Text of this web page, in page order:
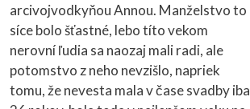
arcivojvodkyňou Annou. Manželstvo to
síce bolo šťastné, lebo títo vekom
nerovní ľudia sa naozaj mali radi, ale
potomstvo z neho nevzišlo, napriek
tomu, že nevesta mala v čase svadby iba